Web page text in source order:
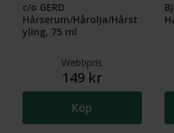
c/o GERD
Hårserum/Hårolja/Hårst
yling, 75 ml
Webbpris
149 kr
Köp